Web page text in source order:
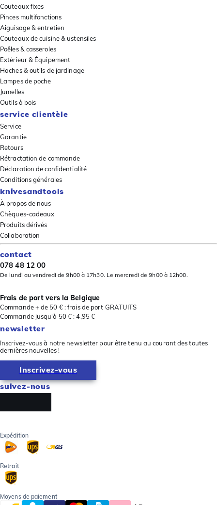
Couteaux fixes
Pinces multifonctions
Aiguisage & entretien
Couteaux de cuisine & ustensiles
Poêles & casseroles
Extérieur & Équipement
Haches & outils de jardinage
Lampes de poche
Jumelles
Outils à bois
service clientèle
Service
Garantie
Retours
Rétractation de commande
Déclaration de confidentialité
Conditions générales
knivesandtools
À propos de nous
Chèques-cadeaux
Produits dérivés
Collaboration
contact
078 48 12 00
De lundi au vendredi de 9h00 à 17h30. Le mercredi de 9h00 à 12h00.
Frais de port vers la Belgique
Commande + de 50 € : frais de port GRATUITS
Commande jusqu'à 50 € : 4,95 €
newsletter
Inscrivez-vous à notre newsletter pour être tenu au courant des toutes
dernières nouvelles !
Inscrivez-vous
suivez-nous
Expédition
Retrait
Moyens de paiement